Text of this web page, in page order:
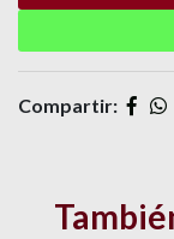
Compartir: